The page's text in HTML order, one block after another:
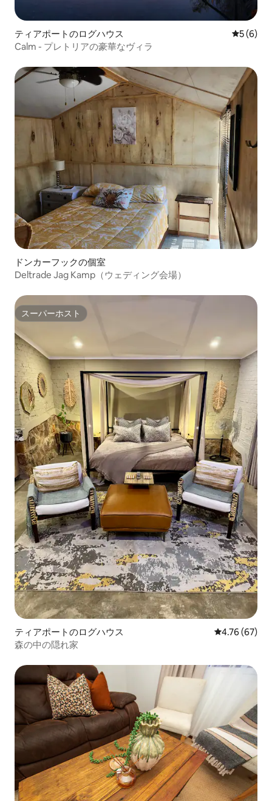
ティアポートのログハウス レビュー
5 (6)
Calm - プレトリアの豪華なヴィラ
ドンカーフックの個室
Deltrade Jag Kamp（ウェディング会場）
スーパーホスト
スーパーホスト
ティアポートのログハウス レビュー67
4.76 (67)
森の中の隠れ家